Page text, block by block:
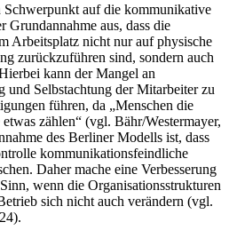
auf die kommunikative
Grundannahme aus, dass die
Arbeitsplatz nicht nur auf physische
zurückzuführen sind, sondern auch
kann der Mangel an
und Selbstachtung der Mitarbeiter zu
führen, da „Menschen die
zählen“ (vgl. Bähr/Westermayer,
des Berliner Modells ist, dass
kommunikationsfeindliche
Daher mache eine Verbesserung
wenn die Organisationsstrukturen
sich nicht auch verändern (vgl.